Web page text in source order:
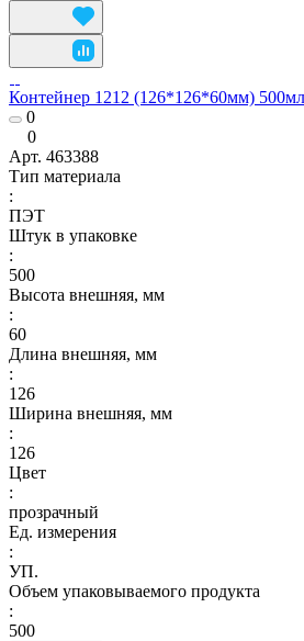
Контейнер 1212 (126*126*60мм) 500мл
0
0
Арт. 463388
Тип материала
:
ПЭТ
Штук в упаковке
:
500
Высота внешняя, мм
:
60
Длина внешняя, мм
:
126
Ширина внешняя, мм
:
126
Цвет
:
прозрачный
Ед. измерения
:
УП.
Объем упаковываемого продукта
:
500